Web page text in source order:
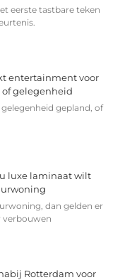
eerste tastbare teken
entertainment voor
of gelegenheid
gelegenheid gepland, of
luxe laminaat wilt
dan gelden er
verbouwen
Rotterdam voor